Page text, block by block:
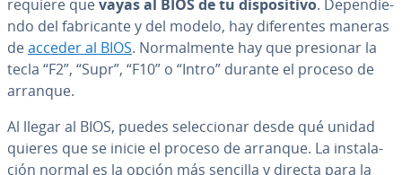
requiere quevayas al BIOS de tu di­s­po­si­ti­vo. De­pe­n­die­
n­do del fa­bri­ca­n­te y del modelo, hay di­fe­re­n­tes maneras
deacceder al BIOS. No­r­ma­l­me­n­te hay que presionar la
tecla “F2”, “Supr”, “F10” o “Intro” durante el proceso de
arranque.
Al llegar al BIOS, puedes se­le­c­cio­nar desde qué unidad
quieres que se inicie el proceso de arranque. La in­s­ta­la­
ción normal es la opción más sencilla y directa para la